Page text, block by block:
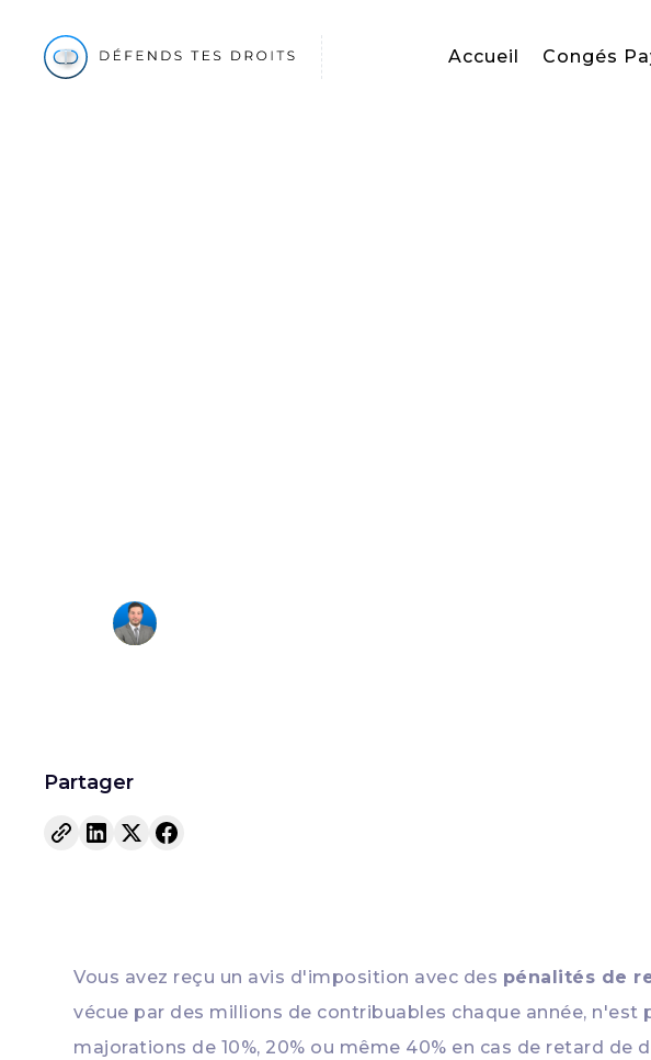
Accueil Congés
Partager
Vous avez reçu un avis d'imposition avec des pénalités de
vécue par des millions de contribuables chaque année,
majorations de 10%, 20% ou même 40% en cas de retard